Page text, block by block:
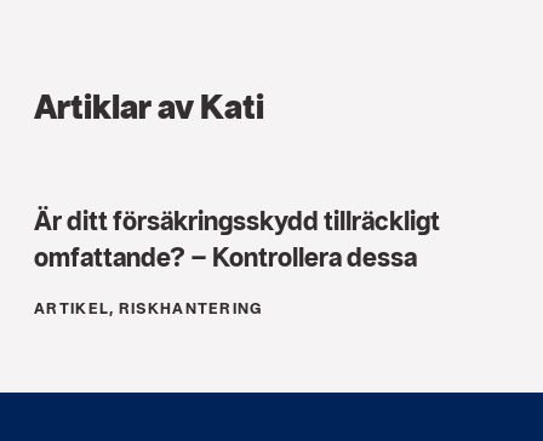
Artiklar av Kati
Är ditt försäkringsskydd tillräckligt
omfattande? – Kontrollera dessa
ARTIKEL, RISKHANTERING